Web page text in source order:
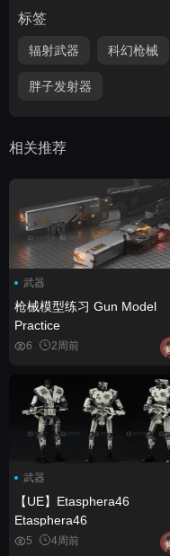
标签
辐射武器 科幻枪械
胖子发射器
相关推荐
武器
枪械模型练习 Gun Model
Practice
6 2周前
武器
【UE】Etasphera46
Etasphera46
5 4周前